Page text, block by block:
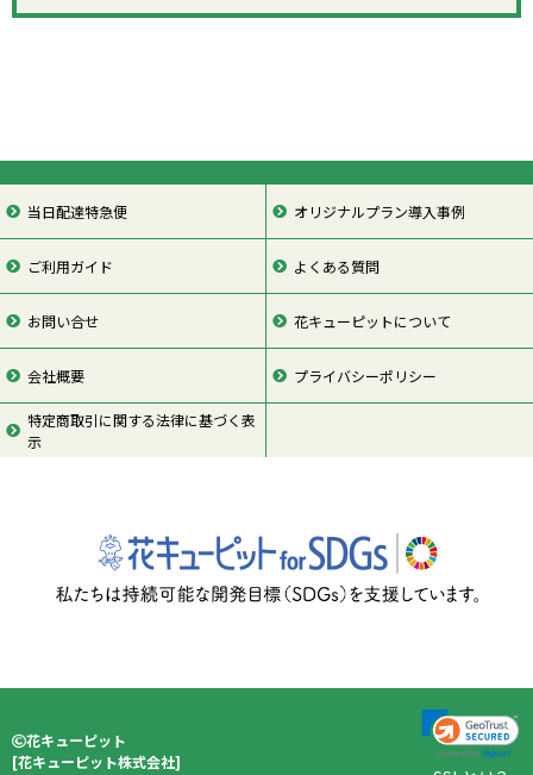
当日配達特急便 オリジナルプラン導入事例
ご利用ガイド よくある質問
お問い合せ 花キューピットについて
会社概要 プライバシーポリシー
特定商取引に関する法律に基づく表
示
花キューピット
[花キューピット株式会社]
ページの先頭